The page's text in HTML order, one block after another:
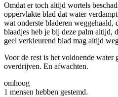
Omdat er toch altijd wortels
oppervlakte blad dat water
wat onderste bladeren weggehaald,
blaadjes heb je bij deze palm altijd,
geel verkleurend blad mag altijd
Voor de rest is het voldoende water
overdrijven. En afwachten.
omhoog
1 mensen hebben gestemd.